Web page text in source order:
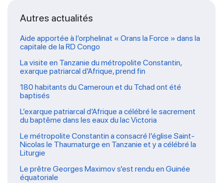
Autres actualités
Aide apportée à l’orphelinat « Orans la Force » dans la
capitale de la RD Congo
La visite en Tanzanie du métropolite Constantin,
exarque patriarcal d’Afrique, prend fin
180 habitants du Cameroun et du Tchad ont été
baptisés
L’exarque patriarcal d’Afrique a célébré le sacrement
du baptême dans les eaux du lac Victoria
Le métropolite Constantin a consacré l’église Saint-
Nicolas le Thaumaturge en Tanzanie et y a célébré la
Liturgie
Le prêtre Georges Maximov s’est rendu en Guinée
équatoriale